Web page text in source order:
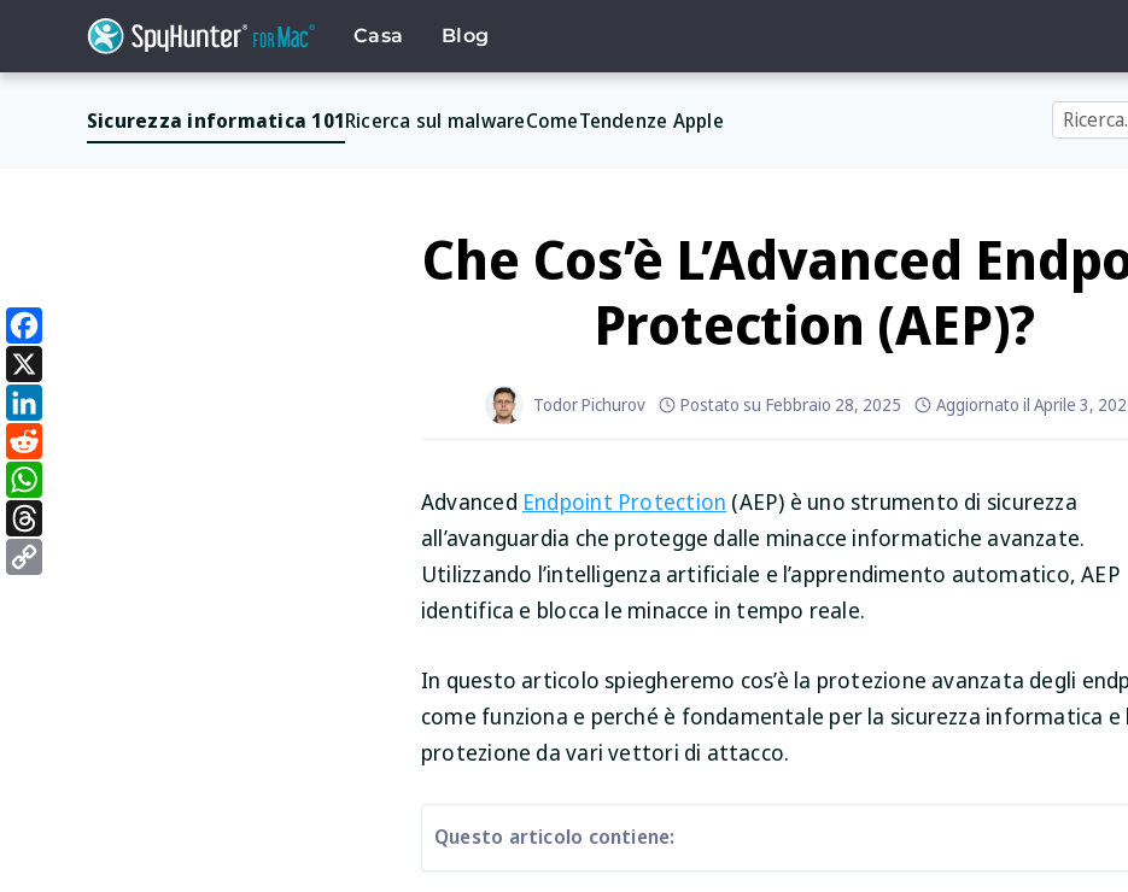
Casa Blog
Sicurezza informatica 101Ricerca sul malwareComeTendenze Apple
Che Cos’è L’Advanced
Protection (AEP)?
Todor Pichurov Postato su Febbraio 28, 2025 Aggiornato il Aprile 3,
Advanced Endpoint Protection (AEP) è uno strumento di sicurezza
all’avanguardia che protegge dalle minacce informatiche avanzate.
Utilizzando l’intelligenza artificiale e l’apprendimento automatico, AEP
identifica e blocca le minacce in tempo reale.
In questo articolo spiegheremo cos’è la protezione avanzata degli
come funziona e perché è fondamentale per la sicurezza informatica e
protezione da vari vettori di attacco.
Questo articolo contiene:
Facebook
X
LinkedIn
Reddit
WhatsApp
Threads